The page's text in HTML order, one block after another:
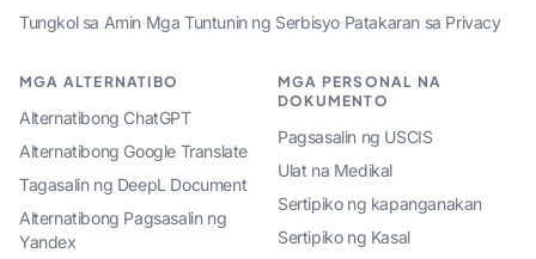
Tungkol sa Amin·Mga Tuntunin ng Serbisyo·Patakaran sa Privacy
MGA ALTERNATIBO
Alternatibong ChatGPT
Alternatibong Google Translate
Tagasalin ng DeepL Document
Alternatibong Pagsasalin ng
Yandex
MGA PERSONAL NA
DOKUMENTO
Pagsasalin ng USCIS
Ulat na Medikal
Sertipiko ng kapanganakan
Sertipiko ng Kasal